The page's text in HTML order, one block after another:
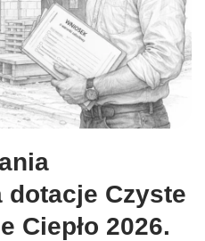
dotacje Czyste
Ciepło 2026.